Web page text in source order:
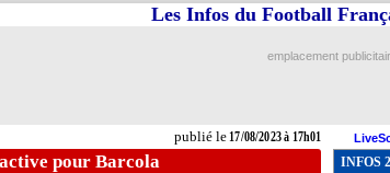
publié le17/08/2023 à 17h01
Les Infos du Football
emplacement
pour Barcola INFOS
17/08
17/08
17/08
17/08